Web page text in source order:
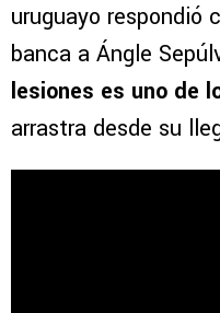
uruguayo respondió
banca a Ángle
lesiones es uno de
arrastra desde su